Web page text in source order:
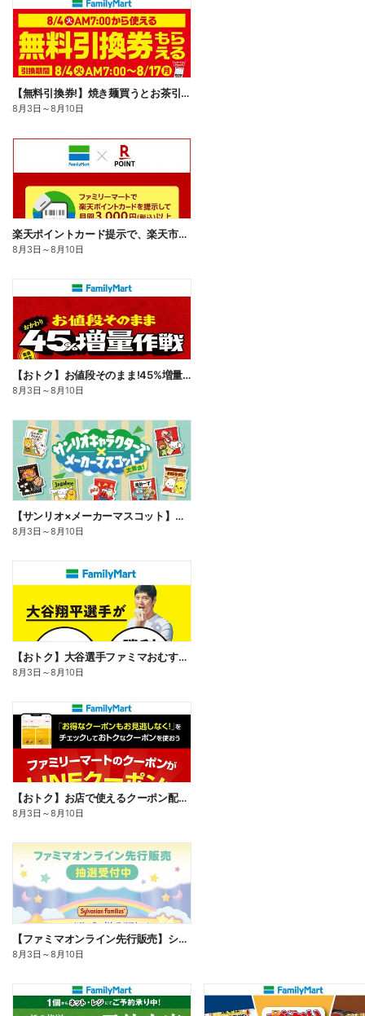
【無料引換券!】焼き麺買うとお茶引換券貰える!
8月3日 ～8月10日
楽天ポイントカード提示で、楽天市場でのお買い物がおトクに!
8月3日 ～8月10日
【おトク】お値段そのまま!45%増量作戦!
8月3日 ～8月10日
【サンリオ×メーカーマスコット】オリジナルグッズ貰える!
8月3日 ～8月10日
【おトク】大谷選手ファミマおむすび割
8月3日 ～8月10日
【おトク】お店で使えるクーポン配信中
8月3日 ～8月10日
【ファミマオンライン先行販売】シルバニアファミリー
8月3日 ～8月10日